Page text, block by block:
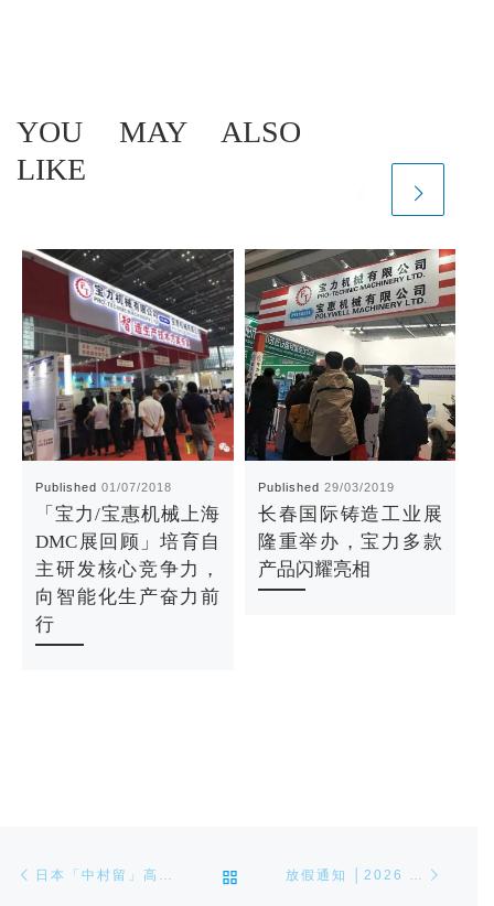
YOU MAY ALSO
LIKE
Published01/07/2018
「宝力/宝惠机械上海
DMC展回顾」培育自
主研发核心竞争力，
向智能化生产奋力前
行
Published 29/03/2019
长春国际铸造工业展
隆重举办，宝力多款
产品闪耀亮相
Post navigation
日本「中村留」高性能车铣复合机床AS-200/200L BACK TO POST LIST放假通知 │2026 端午节放假通知